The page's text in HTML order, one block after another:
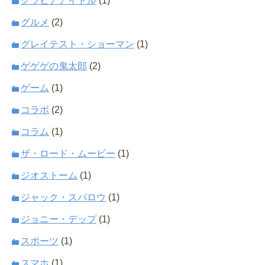
グルメ (2)
グレイテスト・ショーマン (1)
ゲゲゲの鬼太郎 (2)
ゲーム (1)
コラボ (2)
コラム (1)
ザ・ロード・ムービー (1)
ジオストーム (1)
ジャック・スパロウ (1)
ジョニー・デップ(1)
スポーツ (1)